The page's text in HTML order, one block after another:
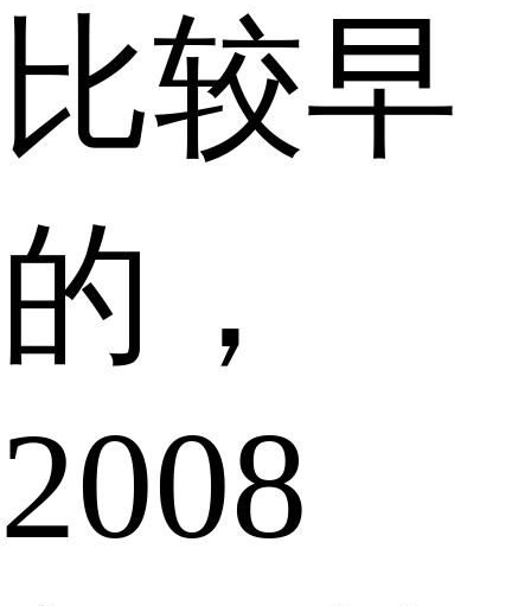
比较早
的，
2008